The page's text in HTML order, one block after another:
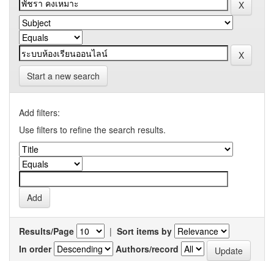
Start a new search
Add filters:
Use filters to refine the search results.
Results/Page | Sort items by
In order
Authors/record